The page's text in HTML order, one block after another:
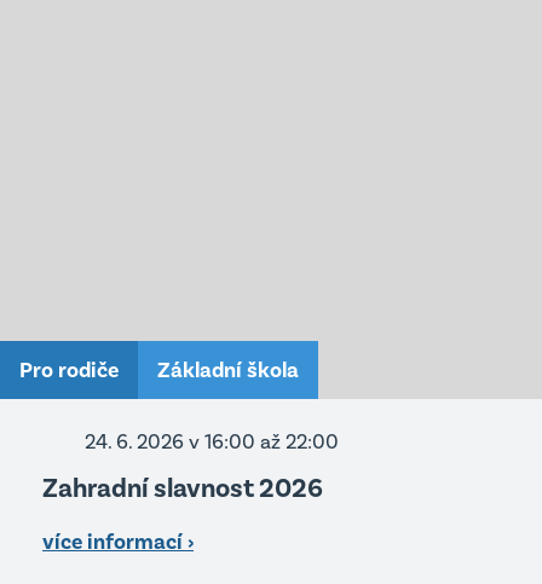
Pro rodiče Základní škola
24. 6. 2026 v 16:00 až 22:00
Zahradní slavnost 2026
více informací ›